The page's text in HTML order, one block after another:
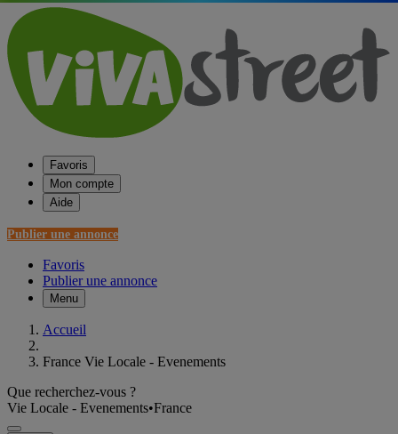
Favoris
Mon compte
Aide
Publier une annonce
Favoris
Publier une annonce
Menu
Accueil
France Vie Locale - Evenements
Que recherchez-vous ?
Vie Locale - Evenements•France